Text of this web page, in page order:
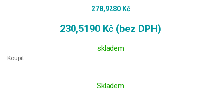
278,9280 Kč
230,5190 Kč (bez DPH)
skladem
Koupit
Skladem